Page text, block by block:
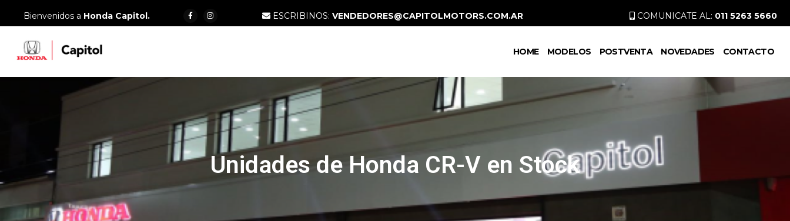
Bienvenidos a Honda Capitol. ESCRIBINOS: VENDEDORES@CAPITOLMOTORS.COM.AR COMUNICATE AL: 011 5263 5660
HOME MODELOS POSTVENTA NOVEDADES CONTACTO
Unidades de Honda CR-V en Stock